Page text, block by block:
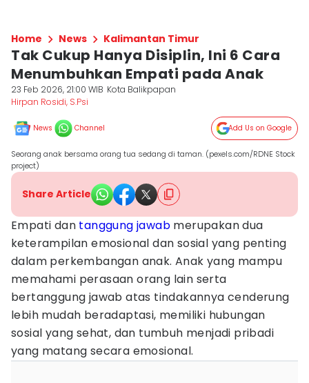
Home News Kalimantan Timur
Tak Cukup Hanya Disiplin, Ini 6 Cara
Menumbuhkan Empati pada Anak
23 Feb 2026, 21:00 WIB Kota Balikpapan
Hirpan Rosidi, S.Psi
News Channel Add Us on Google
Seorang anak bersama orang tua sedang di taman. (pexels.com/RDNE Stock
project)
Share Article
Empati dan tanggung jawab merupakan dua
keterampilan emosional dan sosial yang penting
dalam perkembangan anak. Anak yang mampu
memahami perasaan orang lain serta
bertanggung jawab atas tindakannya cenderung
lebih mudah beradaptasi, memiliki hubungan
sosial yang sehat, dan tumbuh menjadi pribadi
yang matang secara emosional.